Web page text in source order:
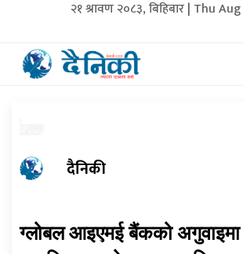
२१ श्रावण २०८३, बिहिबार | Thu
दैनिकी
ग्लोबल आइएमई बैंकको अगुवाइमा